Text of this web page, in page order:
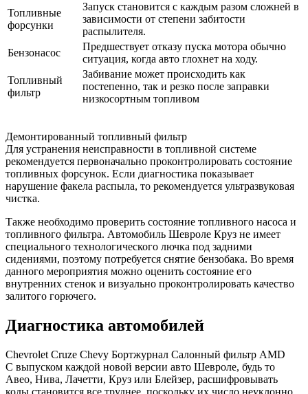
Топливные
форсунки
Запуск становится с каждым разом сложней в
зависимости от степени забитости
распылителя.
Бензонасос
Предшествует отказу пуска мотора обычно
ситуация, когда авто глохнет на ходу.
Топливный
фильтр
Забивание может происходить как
постепенно, так и резко после заправки
низкосортным топливом
Демонтированный топливный фильтр
Для устранения неисправности в топливной системе
рекомендуется первоначально проконтролировать состояние
топливных форсунок. Если диагностика показывает
нарушение факела распыла, то рекомендуется ультразвуковая
чистка.
Также необходимо проверить состояние топливного насоса и
топливного фильтра. Автомобиль Шевроле Круз не имеет
специального технологического лючка под задними
сидениями, поэтому потребуется снятие бензобака. Во время
данного мероприятия можно оценить состояние его
внутренних стенок и визуально проконтролировать качество
залитого горючего.
Диагностика автомобилей
Chevrolet Cruze Chevy Бортжурнал Салонный фильтр AMD
С выпуском каждой новой версии авто Шевроле, будь то
Авео, Нива, Лачетти, Круз или Блейзер, расшифровывать
коды становится все труднее, поскольку их число неуклонно